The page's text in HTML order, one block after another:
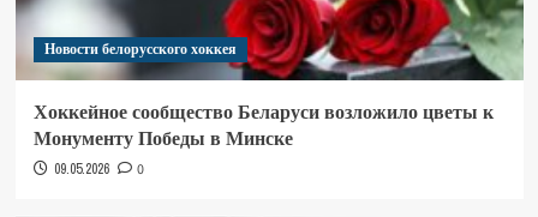
Новости белорусского хоккея
Хоккейное сообщество Беларуси возложило цветы к
Монументу Победы в Минске
09.05.2026 0